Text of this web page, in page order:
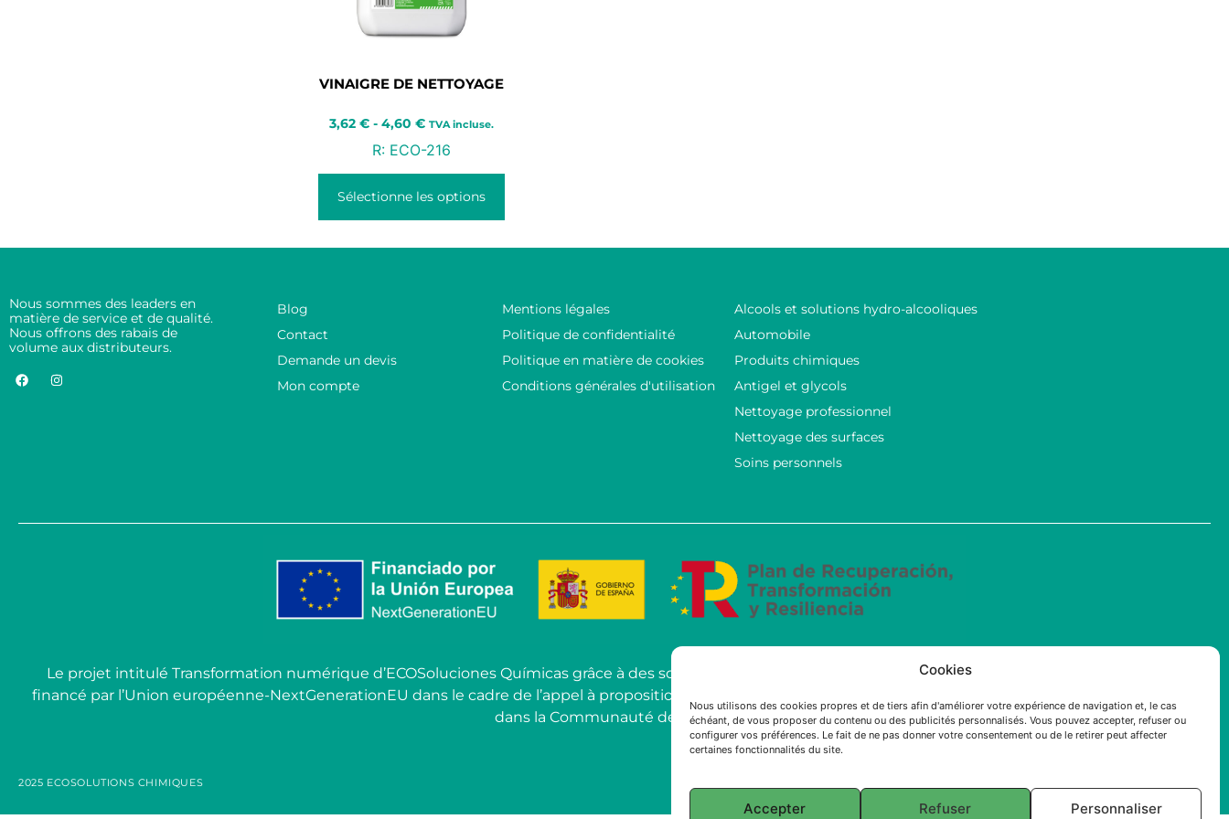
Cookies
Nous utilisons des cookies propres et de tiers afin d'améliorer votre expérience de navigation et, le cas
échéant, de vous proposer du contenu ou des publicités personnalisés. Vous pouvez accepter, refuser ou
configurer vos préférences. Le fait de ne pas donner votre consentement ou de le retirer peut affecter
certaines fonctionnalités du site.
Accepter Refuser Personnaliser
VINAIGRE DE NETTOYAGE
3,62€ - 4,60€ TVA incluse.
R: ECO-216
Sélectionne les options
Nous sommes des leaders en
matière de service et de qualité.
Nous offrons des rabais de
volume aux distributeurs.
Blog
Contact
Demande un devis
Mon compte
Mentions légales
Politique de confidentialité
Politique en matière de cookies
Conditions générales d'utilisation
Alcools et solutions hydro-alcooliques
Automobile
Produits chimiques
Antigel et glycols
Nettoyage professionnel
Nettoyage des surfaces
Soins personnels
Le projet intitulé Transformation numérique d’ECOSoluciones Químicas grâce à des solutions d’IA avancées mené par ECOSOLUCIONES QUÍMICAS S.L. a été
financé par l’Union européenne-NextGenerationEU dans le cadre de l’appel à propositions pour l’utilisation de l’intelligence artificielle (IA) appliquée à l’industrie
dans la Communauté de Madrid.
2025 ECOSOLUTIONS CHIMIQUES